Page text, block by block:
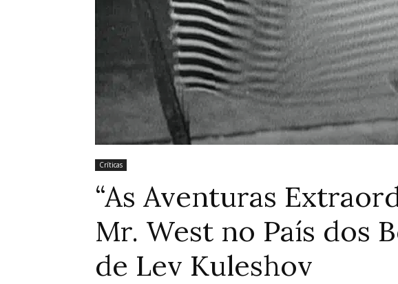
Críticas
“As Aventuras
Mr. West no País dos
de Lev Kuleshov